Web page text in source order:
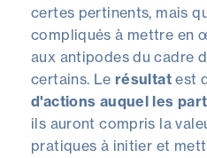
certes pertinents, mais
compliqués à mettre en
aux antipodes du cadre
certains. Le résultat est
d'actions auquel les
ils auront compris la
pratiques à initier et